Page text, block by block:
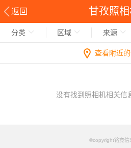
返回 甘孜照
分类 区域 来源
查看附近
没有找到照相机相关信
©copyright铭竟信